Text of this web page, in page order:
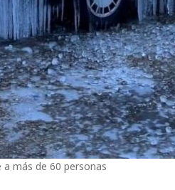
más de 60 personas